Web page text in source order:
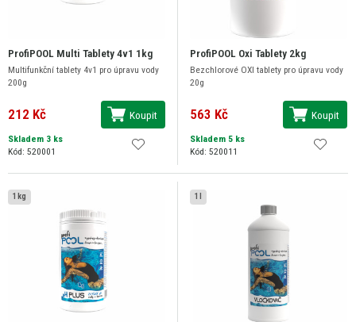
ProfiPOOL Multi Tablety 4v1 1kg
Multifunkční tablety 4v1 pro úpravu vody
200g
212 Kč Koupit
Skladem 3 ks
Kód: 520001
ProfiPOOL Oxi Tablety 2kg
Bezchlorové OXI tablety pro úpravu vody
20g
563 Kč Koupit
Skladem 5 ks
Kód: 520011
1 kg 1 l